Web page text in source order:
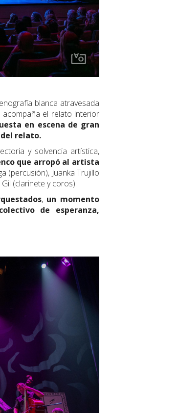
blanca atravesada
acompaña el relato interior
en escena de gran
relato.
y solvencia artística,
que arropó al artista
(percusión), Juanka Trujillo
(clarinete y coros).
, un momento
de esperanza,